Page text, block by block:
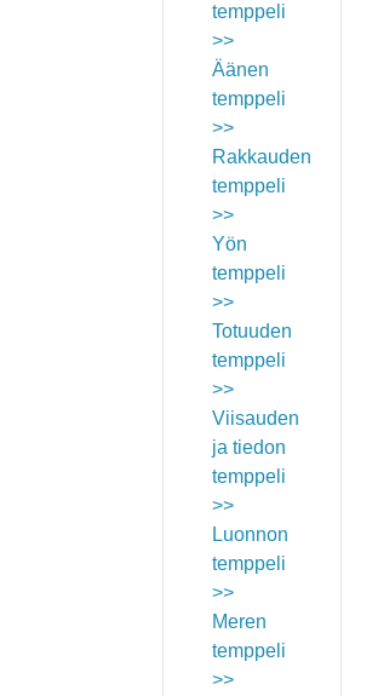
temppeli
>>
Äänen
temppeli
>>
Rakkauden
temppeli
>>
Yön
temppeli
>>
Totuuden
temppeli
>>
Viisauden
ja tiedon
temppeli
>>
Luonnon
temppeli
>>
Meren
temppeli
>>